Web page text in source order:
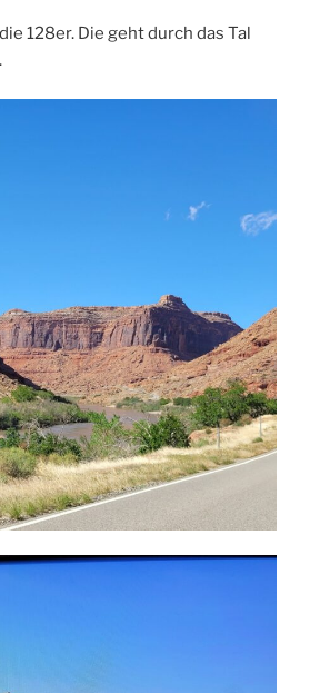
128er. Die geht durch das Tal